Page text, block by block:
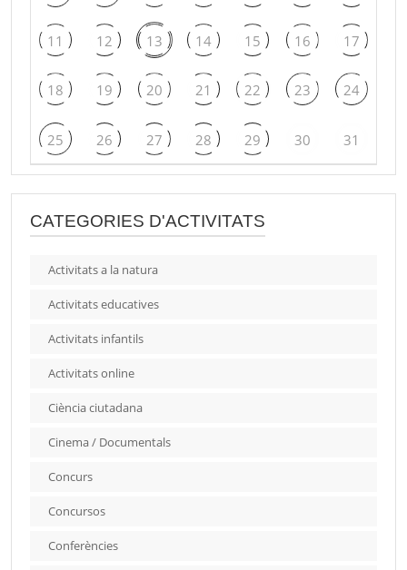
11 12 13 14 15 16 17
18 19 20 21 22 23 24
25 26 27 28 29 30 31
CATEGORIES D'ACTIVITATS
Activitats a la natura
Activitats educatives
Activitats infantils
Activitats online
Ciència ciutadana
Cinema / Documentals
Concurs
Concursos
Conferències